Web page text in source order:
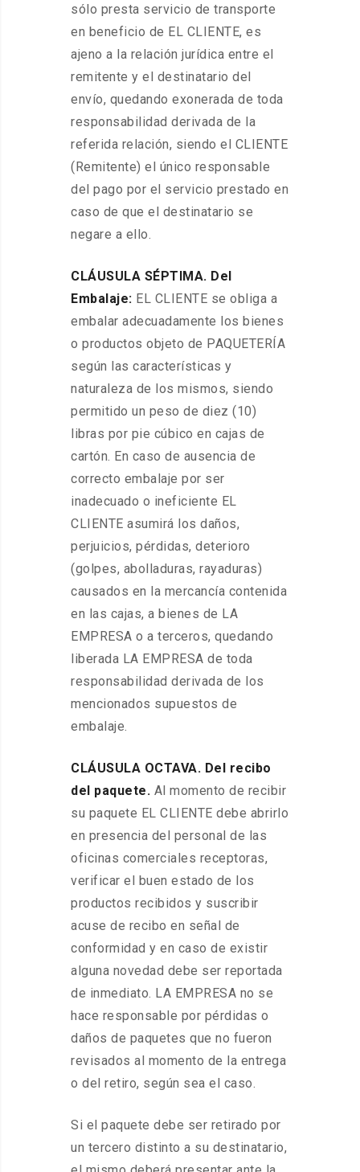
sólo presta servicio de transporte
en beneficio de EL CLIENTE, es
ajeno a la relación jurídica entre el
remitente y el destinatario del
envío, quedando exonerada de toda
responsabilidad derivada de la
referida relación, siendo el CLIENTE
(Remitente) el único responsable
del pago por el servicio prestado en
caso de que el destinatario se
negare a ello.
CLÁUSULA SÉPTIMA. Del
Embalaje: EL CLIENTE se obliga a
embalar adecuadamente los bienes
o productos objeto de PAQUETERÍA
según las características y
naturaleza de los mismos, siendo
permitido un peso de diez (10)
libras por pie cúbico en cajas de
cartón. En caso de ausencia de
correcto embalaje por ser
inadecuado o ineficiente EL
CLIENTE asumirá los daños,
perjuicios, pérdidas, deterioro
(golpes, abolladuras, rayaduras)
causados en la mercancía contenida
en las cajas, a bienes de LA
EMPRESA o a terceros, quedando
liberada LA EMPRESA de toda
responsabilidad derivada de los
mencionados supuestos de
embalaje.
CLÁUSULA OCTAVA. Del recibo
del paquete. Al momento de recibir
su paquete EL CLIENTE debe abrirlo
en presencia del personal de las
oficinas comerciales receptoras,
verificar el buen estado de los
productos recibidos y suscribir
acuse de recibo en señal de
conformidad y en caso de existir
alguna novedad debe ser reportada
de inmediato. LA EMPRESA no se
hace responsable por pérdidas o
daños de paquetes que no fueron
revisados al momento de la entrega
o del retiro, según sea el caso.
Si el paquete debe ser retirado por
un tercero distinto a su destinatario,